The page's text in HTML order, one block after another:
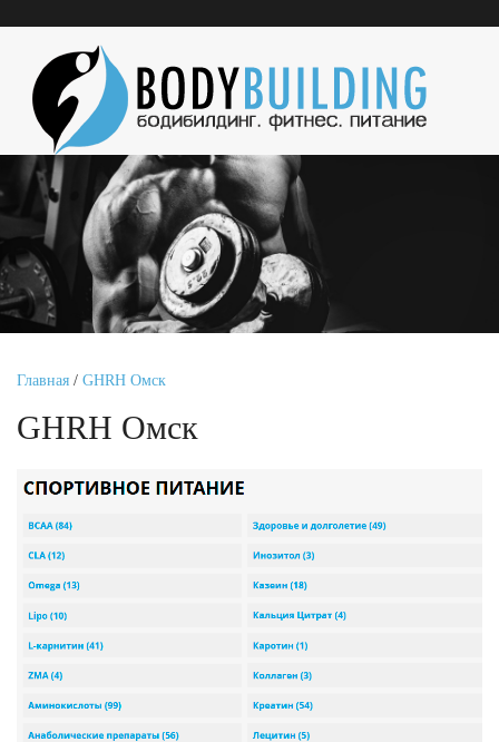
Главная / GHRH Омск
GHRH Омск